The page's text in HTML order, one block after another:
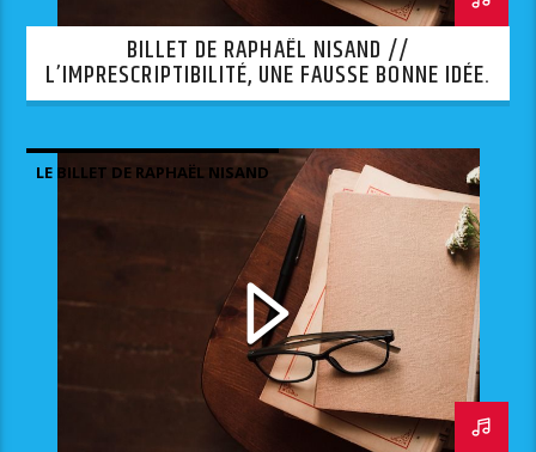
BILLET DE RAPHAËL NISAND //
L’IMPRESCRIPTIBILITÉ, UNE FAUSSE BONNE IDÉE.
LE BILLET DE RAPHAËL NISAND